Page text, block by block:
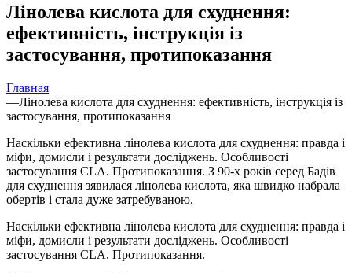
Лінолева кислота для схуднення:
ефективність, інструкція із
застосування, протипоказання
Главная
—Лінолева кислота для схуднення: ефективність, інструкція із
застосування, протипоказання
Наскільки ефективна лінолева кислота для схуднення: правда і
міфи, домисли і результати досліджень. Особливості
застосування CLA. Протипоказання. З 90-х років серед Бадів
для схуднення зявилася лінолева кислота, яка швидко набрала
обертів і стала дуже затребуваною.
Наскільки ефективна лінолева кислота для схуднення: правда і
міфи, домисли і результати досліджень. Особливості
застосування CLA. Протипоказання.